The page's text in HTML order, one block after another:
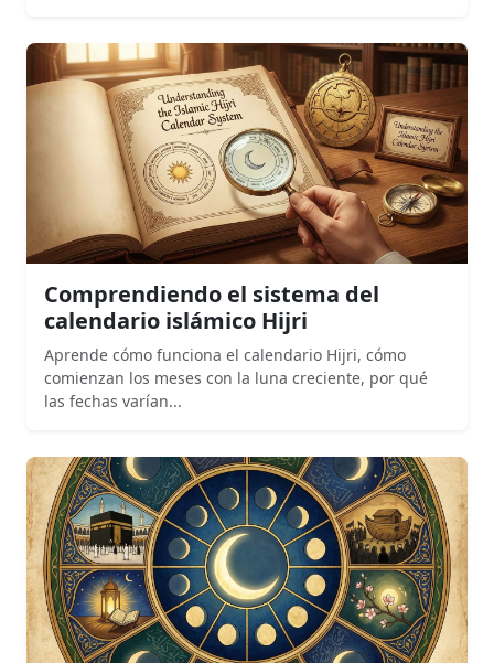
Comprendiendo el sistema del
calendario islámico Hijri
Aprende cómo funciona el calendario Hijri, cómo
comienzan los meses con la luna creciente, por qué
las fechas varían...